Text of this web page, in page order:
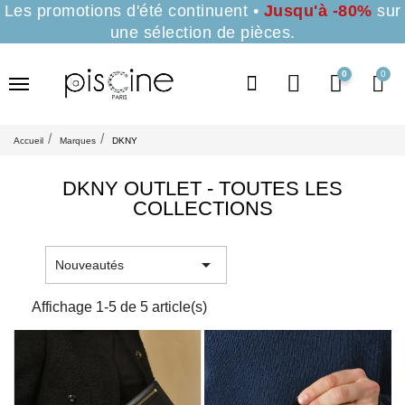
Les promotions d'été continuent • Jusqu'à -80% sur
une sélection de pièces.
0
Accueil Marques DKNY
DKNY OUTLET - TOUTES LES
COLLECTIONS
Nouveautés 
Affichage 1-5 de 5 article(s)